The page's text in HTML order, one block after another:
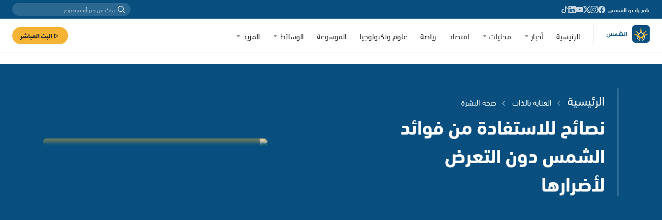
تابع راديو الشمس
الرئيسية أخبار محليات اقتصاد رياضة علوم وتكنولوجيا الموسوعة الوسائط المزيد البث المباشر
الرئيسية العناية بالذات صحة البشرة
نصائح للاستفادة من فوائد
الشمس دون التعرض
لأضرارها